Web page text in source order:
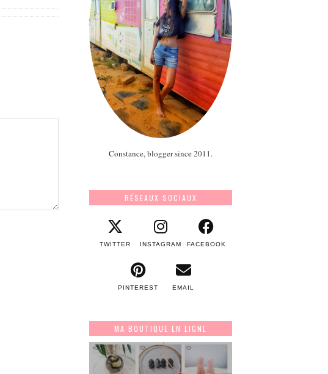
Constance, blogger since 2011.
RÉSEAUX SOCIAUX
TWITTER INSTAGRAM FACEBOOK
PINTEREST EMAIL
MA BOUTIQUE EN LIGNE